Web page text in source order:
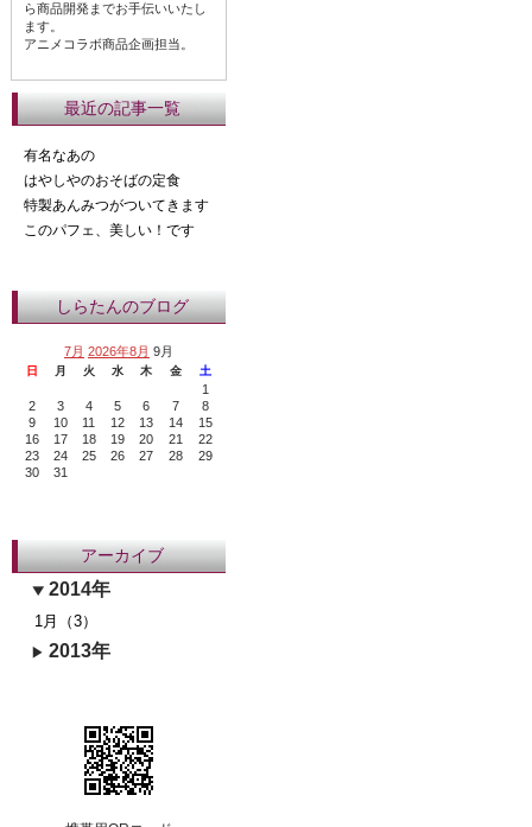
ら商品開発までお手伝いいたし
ます。
アニメコラボ商品企画担当。
最近の記事一覧
有名なあの
はやしやのおそばの定食
特製あんみつがついてきます
このパフェ、美しい！です
しらたんのブログ
7月 2026年8月 9月
日 月 火 水 木 金 土
1
2
3 4 5 6 7
8
9
10 11 12 13 14
15
16
17 18 19 20 21
22
23
24 25 26 27 28
29
30
31
アーカイブ
2014年
1月（3）
2013年